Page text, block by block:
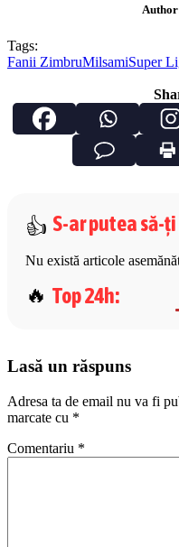
Tags:
Fanii ZimbruMilsamiSuper
S-ar putea să-
Nu există articole
Top 24h:
Lasă un răspuns
Adresa ta de email nu va fi
marcate cu *
Comentariu *